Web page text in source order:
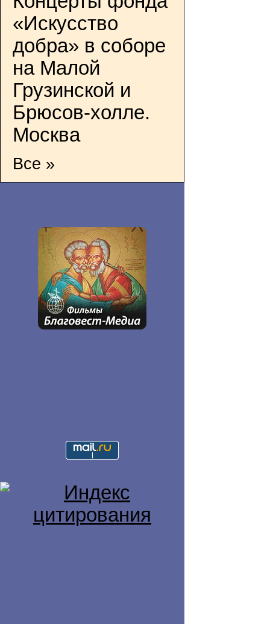
«Искусство
добра» в соборе
на Малой
Грузинской и
Брюсов-холле.
Москва
Все »